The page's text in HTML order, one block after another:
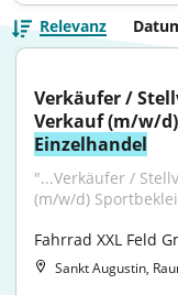
Relevanz
Verkäufer /
Einzelhandel
"...Verkäufer /
(m/w/d)
Fahrrad XXL Feld
Sankt Augustin,